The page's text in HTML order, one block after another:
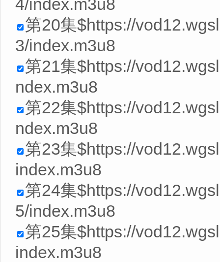
4/index.m3u8
第20集$https://
3/index.m3u8
第21集$https://
ndex.m3u8
第22集$https://
ndex.m3u8
第23集$https://
index.m3u8
第24集$https://
5/index.m3u8
第25集$https://
index.m3u8